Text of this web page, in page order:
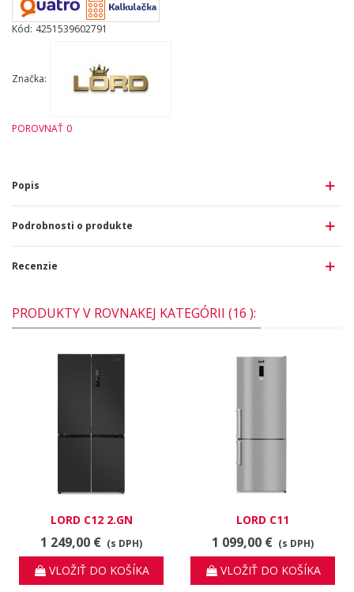
Kód: 4251539602791
Značka:
POROVNAŤ 0
Popis
Podrobnosti o produkte
Recenzie
PRODUKTY V ROVNAKEJ KATEGÓRII (16 ):
LORD C12 2.GN
1 249,00 € (s DPH)
VLOŽIŤ DO KOŠÍKA
LORD C11
1 099,00 € (s DPH)
VLOŽIŤ DO KOŠÍKA